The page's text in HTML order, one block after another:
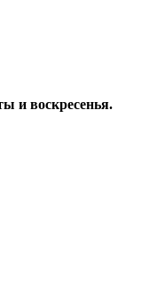
и воскресенья.